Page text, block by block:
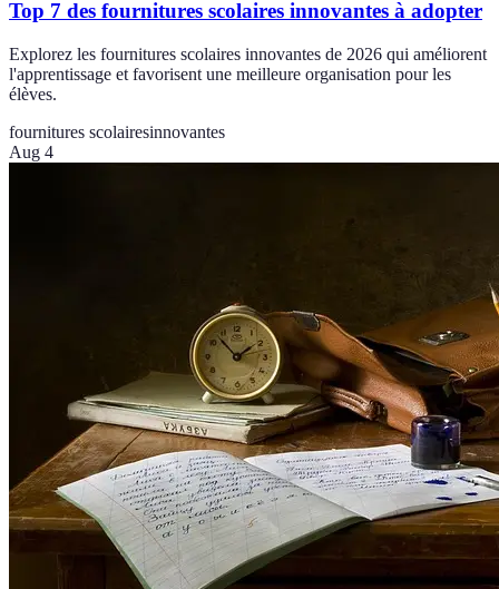
Top 7 des fournitures scolaires innovantes à adopter
Explorez les fournitures scolaires innovantes de 2026 qui améliorent
l'apprentissage et favorisent une meilleure organisation pour les
élèves.
fournitures scolairesinnovantes
Aug 4